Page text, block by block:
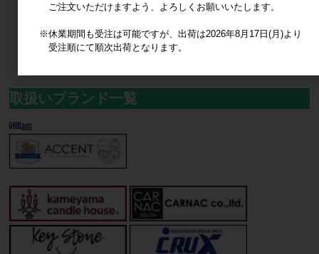
取扱いブランド一覧
ご注文いただけますよう、よろしくお願いいたします。
※休業期間も受注は可能ですが、出荷は2026年8月17日(月)より
受注順にて順次出荷となります。